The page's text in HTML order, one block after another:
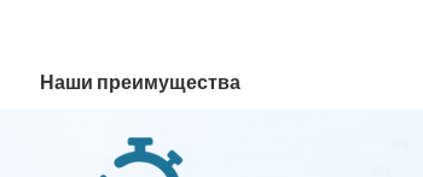
Наши преимущества